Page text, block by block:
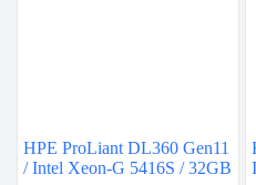
HPE ProLiant DL360 Gen11
/ Intel Xeon-G 5416S / 32GB